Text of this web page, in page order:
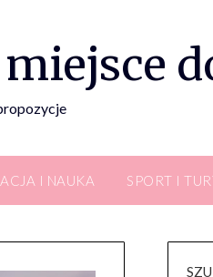
I NAUKA SPORT I